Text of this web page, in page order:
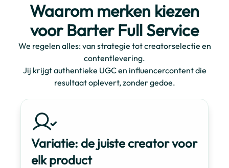
Waarom merken kiezen
voor Barter Full Service
We regelen alles: van strategie tot creatorselectie en
contentlevering.
Jij krijgt authentieke UGC en influencercontent die
resultaat oplevert, zonder gedoe.
Variatie: de juiste creator voor
elk product